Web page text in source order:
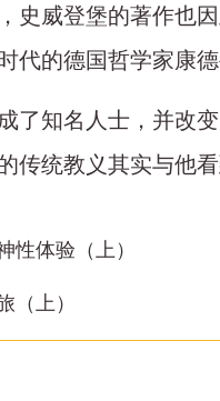
史威登堡的著作也
代的德国哲学家康
了知名人士，并改
传统教义其实与他
性体验（上）
（上）